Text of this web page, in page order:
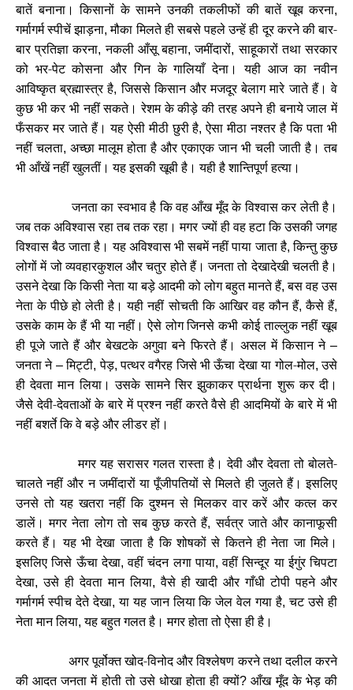
बातें बनाना। किसानों के सामने उनकी तकलीफों की बातें खूब करना,
गर्मागर्म स्पीचें झाड़ना,मौका मिलते ही सबसे पहले उन्हें ही दूर करने की बार-
बार प्रतिज्ञा करना,नकली आँसू बहाना,जमींदारों,साहूकारों तथा सरकार
को भर-पेट कोसना और गिन के गालियाँ देना। यही आज का नवीन
आविष्कृत ब्रह्मास्त्र है,जिससे किसान और मजदूर बेलाग मारे जाते हैं। वे
कुछ भी कर भी नहीं सकते। रेशम के कीड़े की तरह अपने ही बनाये जाल में
फँसकर मर जाते हैं। यह ऐसी मीठी छुरी है,ऐसा मीठा नश्तर है कि पता भी
नहीं चलता, अच्छा मालूम होता है और एकाएक जान भी चली जाती है। तब
भी आँखें नहीं खुलतीं। यह इसकी खूबी है। यही है शान्तिपूर्ण हत्या।
जनता का स्वभाव है कि वह आँख मूँद के विश्वास कर लेती है।
जब तक अविश्वास रहा तब तक रहा। मगर ज्यों ही वह हटा कि उसकी जगह
विश्वास बैठ जाता है। यह अविश्वास भी सबमें नहीं पाया जाता है,किन्तु कुछ
लोगों में जो व्यवहारकुशल और चतुर होते हैं। जनता तो देखादेखी चलती है।
उसने देखा कि किसी नेता या बड़े आदमी को लोग बहुत मानते हैं,बस वह उस
नेता के पीछे हो लेती है। यही नहीं सोचती कि आखिर वह कौन हैं,कैसे हैं,
उसके काम के हैं भी या नहीं। ऐसे लोग जिनसे कभी कोई ताल्लुक नहीं खूब
ही पूजे जाते हैं और बेखटके अगुवा बने फिरते हैं। असल में किसान ने –
जनता ने –मिट्टी,पेड़,पत्थर वगैरह जिसे भी ऊँचा देखा या गोल-मोल,उसे
ही देवता मान लिया। उसके सामने सिर झुकाकर प्रार्थना शुरू कर दी।
जैसे देवी-देवताओं के बारे में प्रश्न नहीं करते वैसे ही आदमियों के बारे में भी
नहीं बशर्ते कि वे बड़े और लीडर हों।
मगर यह सरासर गलत रास्ता है। देवी और देवता तो बोलते-
चालते नहीं और न जमींदारों या पूँजीपतियों से मिलते ही जुलते हैं। इसलिए
उनसे तो यह खतरा नहीं कि दुश्मन से मिलकर वार करें और कत्ल कर
डालें। मगर नेता लोग तो सब कुछ करते हैं,सर्वत्र जाते और कानाफूसी
करते हैं। यह भी देखा जाता है कि शोषकों से कितने ही नेता जा मिले।
इसलिए जिसे ऊँचा देखा,वहीं चंदन लगा पाया,वहीं सिन्दूर या ईगुंर चिपटा
देखा,उसे ही देवता मान लिया,वैसे ही खादी और गाँधी टोपी पहने और
गर्मागर्म स्पीच देते देखा,या यह जान लिया कि जेल वेल गया है,चट उसे ही
नेता मान लिया,यह बहुत गलत है। मगर होता तो ऐसा ही है।
अगर पूर्वोक्त खोद-विनोद और विश्लेषण करने तथा दलील करने
की आदत जनता में होती तो उसे धोखा होता ही क्यों?आँख मूँद के भेड़ की